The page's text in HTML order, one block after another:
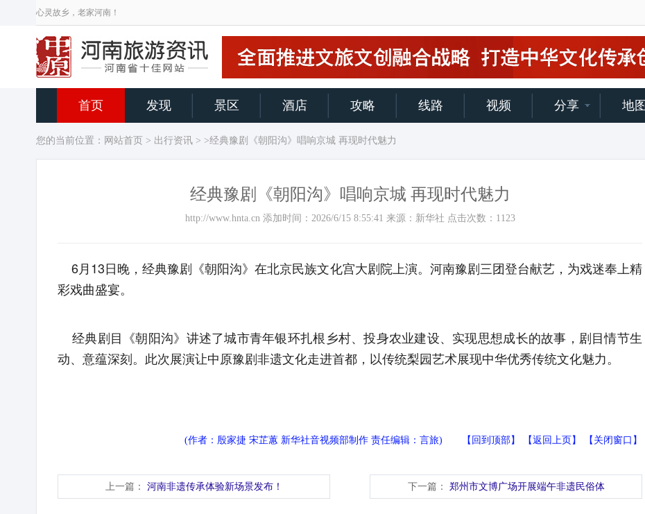
心灵故乡，老家河南！
首页 发现 景区 酒店 攻略 线路 视频 分享 地图
您的当前位置： 网站首页 > 出行资讯 > >经典豫剧《朝阳沟》唱响京城 再现时代魅力
经典豫剧《朝阳沟》唱响京城 再现时代魅力
http://www.hnta.cn 添加时间：2026/6/15 8:55:41 来源：新华社 点击次数： 1123
6月13日晚，经典豫剧《朝阳沟》在北京民族文化宫大剧院上演。河南豫剧三团登台献艺，为戏迷奉上精
彩戏曲盛宴。
经典剧目《朝阳沟》讲述了城市青年银环扎根乡村、投身农业建设、实现思想成长的故事，剧目情节生
动、意蕴深刻。此次展演让中原豫剧非遗文化走进首都，以传统梨园艺术展现中华优秀传统文化魅力。
(作者：殷家捷 宋芷蕙 新华社音视频部制作 责任编辑：言旅) 【 回到顶部】 【返回上页 】 【 关闭窗口 】
上一篇： 河南非遗传承体验新场景发布！ 下一篇： 郑州市文博广场开展端午非遗民俗体